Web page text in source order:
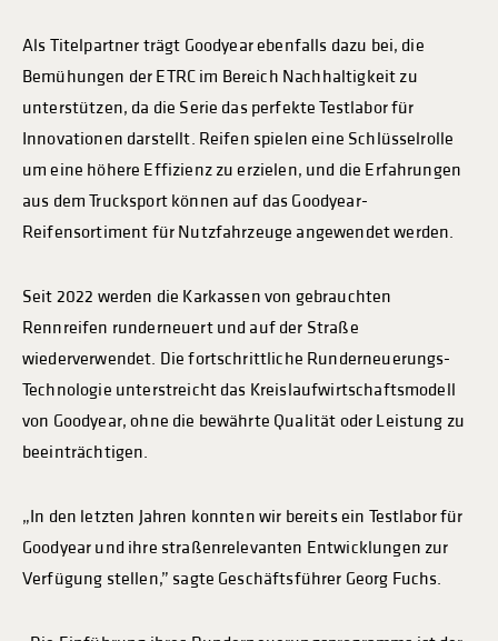
Als Titelpartner trägt Goodyear ebenfalls dazu bei, die
Bemühungen der ETRC im Bereich Nachhaltigkeit zu
unterstützen, da die Serie das perfekte Testlabor für
Innovationen darstellt. Reifen spielen eine Schlüsselrolle
um eine höhere Effizienz zu erzielen, und die Erfahrungen
aus dem Trucksport können auf das Goodyear-
Reifensortiment für Nutzfahrzeuge angewendet werden.
Seit 2022 werden die Karkassen von gebrauchten
Rennreifen runderneuert und auf der Straße
wiederverwendet. Die fortschrittliche Runderneuerungs-
Technologie unterstreicht das Kreislaufwirtschaftsmodell
von Goodyear, ohne die bewährte Qualität oder Leistung zu
beeinträchtigen.
„In den letzten Jahren konnten wir bereits ein Testlabor für
Goodyear und ihre straßenrelevanten Entwicklungen zur
Verfügung stellen,” sagte Geschäftsführer Georg Fuchs.